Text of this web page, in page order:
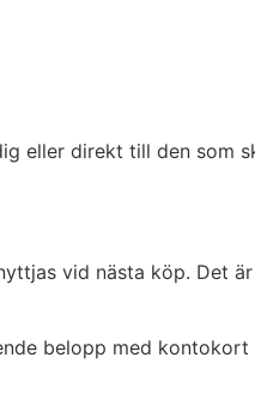
eller direkt till den som
vid nästa köp. Det
belopp med